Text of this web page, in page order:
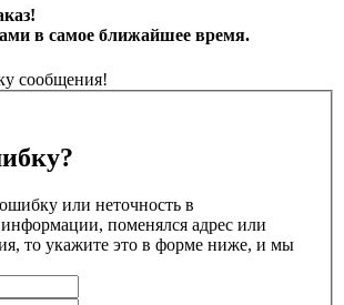
в самое ближайшее время.
сообщения!
или неточность в
поменялся адрес или
то укажите это в форме ниже, и мы